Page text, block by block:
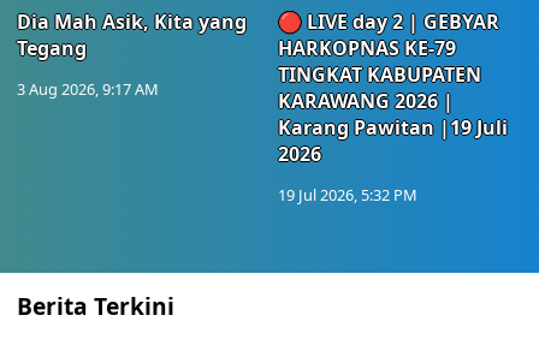
Dia Mah Asik, Kita yang
Tegang
3 Aug 2026, 9:17 AM
🔴 LIVE day 2 | GEBYAR
HARKOPNAS KE-79
TINGKAT KABUPATEN
KARAWANG 2026 |
Karang Pawitan |19 Juli
2026
19 Jul 2026, 5:32 PM
Berita Terkini